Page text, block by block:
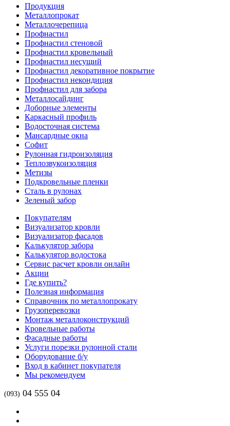
Продукция
Металлопрокат
Металлочерепица
Профнастил
Профнастил стеновой
Профнастил кровельный
Профнастил несущий
Профнастил декоративное покрытие
Профнастил некондиция
Профнастил для забора
Металлосайдинг
Доборные элементы
Каркасный профиль
Водосточная система
Мансардные окна
Софит
Рулонная гидроизоляция
Теплозвукоизоляция
Метизы
Подкровельные пленки
Сталь в рулонах
Зеленый забор
Покупателям
Визуализатор кровли
Визуализатор фасадов
Калькулятор забора
Калькулятор водостока
Сервис расчет кровли онлайн
Акции
Где купить?
Полезная информация
Справочник по металлопрокату
Грузоперевозки
Монтаж металлоконструкций
Кровельные работы
Фасадные работы
Услуги порезки рулонной стали
Оборудование б/у
Вход в кабинет покупателя
Мы рекомендуем
(093) 04 555 04